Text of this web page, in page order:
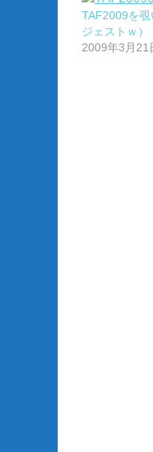
TAF2009を
ジェストｗ）
2009年3月21